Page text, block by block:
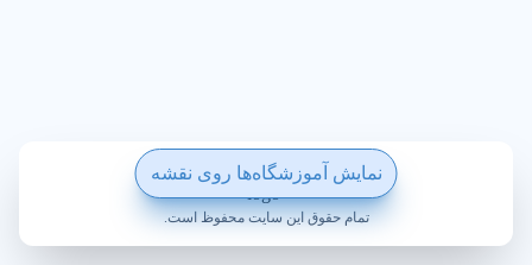
نمایش آموزشگاه‌ها روی نقشه
ساخته شده با ❤️ در ویکی پلاس
تمام حقوق این سایت محفوظ است.